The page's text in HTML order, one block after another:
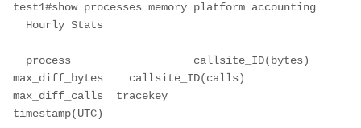
test1#show processes memory platform accounting
max_diff_bytes    callsite_ID(calls)
max_diff_calls  tracekey
timestamp(UTC)